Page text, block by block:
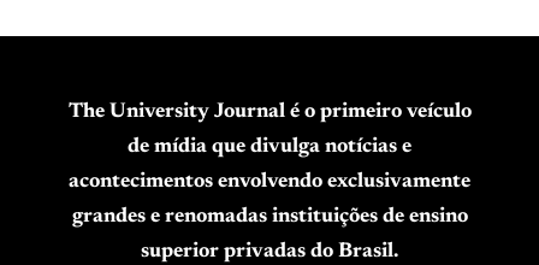
The University Journal é o primeiro veículo
de mídia que divulga notícias e
acontecimentos envolvendo exclusivamente
grandes e renomadas instituições de ensino
superior privadas do Brasil.